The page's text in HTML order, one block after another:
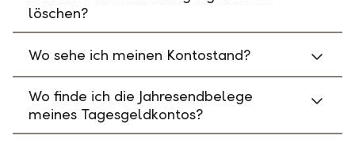
löschen?
Wo sehe ich meinen Kontostand?
Wo finde ich die Jahresendbelege
meines Tagesgeldkontos?